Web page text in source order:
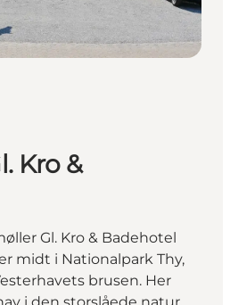
Kro &
Gl. Kro & Badehotel
midt i Nationalpark Thy,
brusen. Her